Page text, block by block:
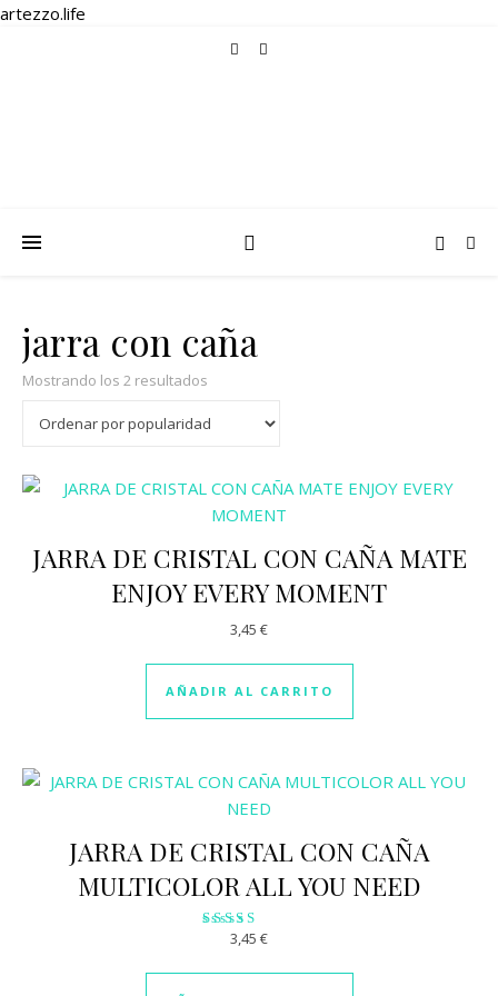
artezzo.life
jarra con caña
Mostrando los 2 resultados
JARRA DE CRISTAL CON CAÑA MATE
ENJOY EVERY MOMENT
3,45 €
AÑADIR AL CARRITO
JARRA DE CRISTAL CON CAÑA
MULTICOLOR ALL YOU NEED
Valorado
2.92
3,45 €